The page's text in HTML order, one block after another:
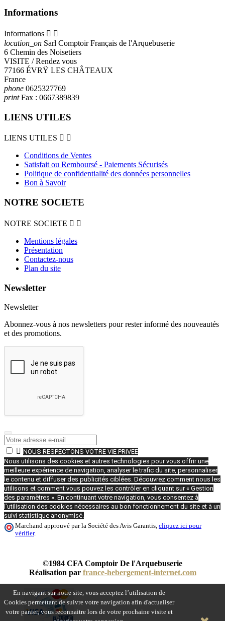
En navigant sur notre site, vous acceptez l’utilisation de
Cookies permettant de suivre votre navigation afin d'actualiser
votre panier, vous reconnaitre lors de votre prochaine visite et
Informations
Informations  
location_on Sarl Comptoir Français de l'Arquebuserie
6 Chemin des Noisetiers
VISITE / Rendez vous
77166 ÉVRŸ LES CHÂTEAUX
France
phone 0625327769
printFax : 0667389839
LIENS UTILES
LIENS UTILES  
Conditions de Ventes
Satisfait ou Remboursé - Paiements Sécurisés
Politique de confidentialité des données personnelles
Bon à Savoir
NOTRE SOCIETE
NOTRE SOCIETE  
Mentions légales
Présentation
Contactez-nous
Plan du site
Newsletter
Newsletter
Abonnez-vous à nos newsletters pour rester informé des nouveautés
et des promotions.
 NOUS RESPECTONS VOTRE VIE PRIVEE
Nous utilisons des cookies et autres technologies pour vous offrir une
meilleure expérience de navigation, analyser le trafic du site, personnaliser
le contenu et diffuser des publicités ciblées. Découvrez comment nous les
utilisons et comment vous pouvez les contrôler en cliquant sur « Gestion
des paramètres ». En continuant votre navigation, vous consentez à
l’utilisation des cookies nécessaires au bon fonctionnement du site et à un
suivi statistique anonymisé.
Marchand approuvé par la Société des Avis Garantis, cliquez ici pour
vérifier.
©1984 CFA Comptoir De l'Arquebuserie
Réalisation par france-hebergement-internet.com